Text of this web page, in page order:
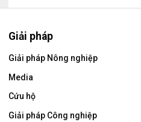
Giải pháp
Giải pháp Nông nghiệp
Media
Cứu hộ
Giải pháp Công nghiệp